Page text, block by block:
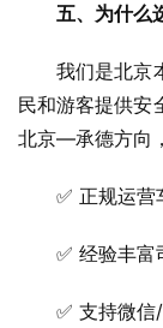
五、为什么
我们是北京本
民和游客提供安
北京—承德方向
✅ 正规运营车
✅ 经验丰富司
✅ 支持微信/